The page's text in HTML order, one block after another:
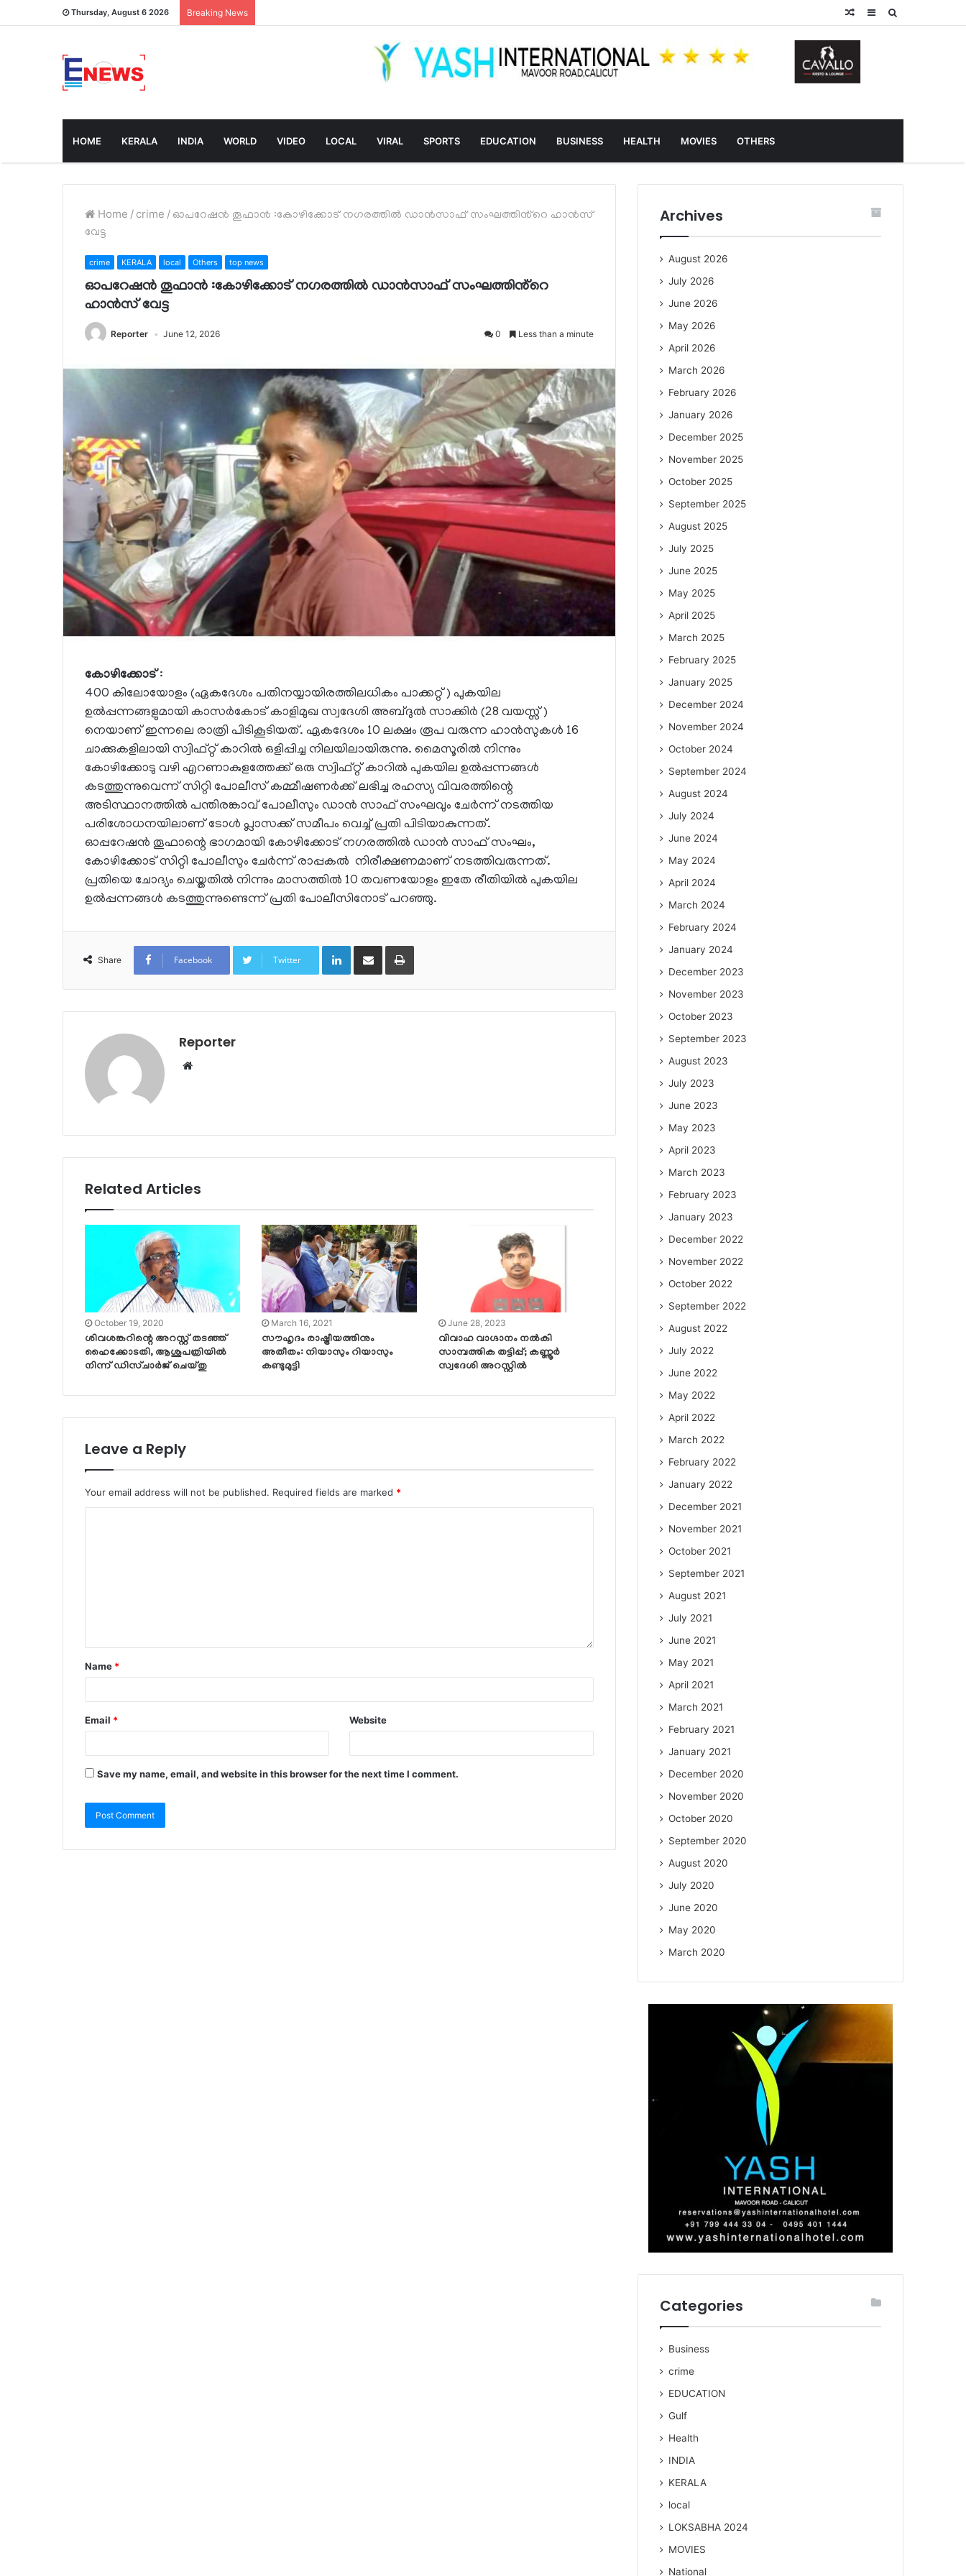
Thursday, August 6 2026 Breaking News Sidebar
Random
HOME KERALA INDIA WORLD VIDEO LOCAL VIRAL SPORTS EDUCATION BUSINESS HEALTH MOVIES OTHERS
Home / crime / ഓപറേഷൻ തൂഫാൻ :കോഴിക്കോട് നഗരത്തിൽ ഡാൻസാഫ് സംഘത്തിൻ്റെ ഹാൻസ്
വേട്ട
crime KERALA local Others top news
ഓപറേഷൻ തൂഫാൻ :കോഴിക്കോട് നഗരത്തിൽ ഡാൻസാഫ് സംഘത്തിൻ്റെ
ഹാൻസ് വേട്ട
Reporter June 12, 2026 0 Less than a minute
കോഴിക്കോട്:
400 കിലോയോളം (ഏകദേശം പതിനയ്യായിരത്തിലധികം പാക്കറ്റ്) പുകയില
ഉൽപ്പന്നങ്ങളുമായി കാസർകോട് കാളിമുഖ സ്വദേശി അബ്ദുൽ സാക്കിർ (28 വയസ്സ്)
നെയാണ് ഇന്നലെ രാത്രി പിടികൂടിയത്. ഏകദേശം 10 ലക്ഷം രൂപ വരുന്ന ഹാൻസുകൾ 16
ചാക്കുകളിലായി സ്വിഫ്റ്റ് കാറിൽ ഒളിപ്പിച്ച നിലയിലായിരുന്നു. മൈസൂരിൽ നിന്നും
കോഴിക്കോടു വഴി എറണാകുളത്തേക്ക് ഒരു സ്വിഫ്റ്റ് കാറിൽ പുകയില ഉൽപ്പന്നങ്ങൾ
കടത്തുന്നുവെന്ന് സിറ്റി പോലീസ് കമ്മീഷണർക്ക് ലഭിച്ച രഹസ്യ വിവരത്തിന്റെ
അടിസ്ഥാനത്തിൽ പന്തിരങ്കാവ് പോലീസും ഡാൻ സാഫ് സംഘവും ചേർന്ന് നടത്തിയ
പരിശോധനയിലാണ് ടോൾ പ്ലാസക്ക് സമീപം വെച്ച് പ്രതി പിടിയാകുന്നത്.
ഓപ്പറേഷൻ തൂഫാന്റെ ഭാഗമായി കോഴിക്കോട് നഗരത്തിൽ ഡാൻ സാഫ് സംഘം,
കോഴിക്കോട് സിറ്റി പോലീസും ചേർന്ന് രാപ്പകൽ നിരീക്ഷണമാണ് നടത്തിവരുന്നത്.
പ്രതിയെ ചോദ്യം ചെയ്തതിൽ നിന്നും മാസത്തിൽ 10 തവണയോളം ഇതേ രീതിയിൽ പുകയില
ഉൽപ്പന്നങ്ങൾ കടത്തുന്നുണ്ടെന്ന് പ്രതി പോലീസിനോട് പറഞ്ഞു.
Share Facebook Twitter
LinkedInShare via Email Print
Reporter
Website
Related Articles
October 19, 2020
ശിവശങ്കറിന്റെ അറസ്റ്റ് തടഞ്ഞ്
ഹൈക്കോടതി, ആശുപത്രിയില്‍
നിന്ന് ഡിസ്ചാര്‍ജ് ചെയ്തു
March 16, 2021
സൗഹൃദം രാഷ്ട്രീയത്തിനും
അതീതം: നിയാസും റിയാസും
കണ്ടുമുട്ടി
June 28, 2023
വിവാഹ വാഗ്ദാനം നൽകി
സാമ്പത്തിക തട്ടിപ്പ്; കണ്ണൂർ
സ്വദേശി അറസ്റ്റിൽ
Leave a Reply
Your email address will not be published. Required fields are marked *
Name *
Email * Website
Save my name, email, and website in this browser for the next time I comment.
Archives
August 2026
July 2026
June 2026
May 2026
April 2026
March 2026
February 2026
January 2026
December 2025
November 2025
October 2025
September 2025
August 2025
July 2025
June 2025
May 2025
April 2025
March 2025
February 2025
January 2025
December 2024
November 2024
October 2024
September 2024
August 2024
July 2024
June 2024
May 2024
April 2024
March 2024
February 2024
January 2024
December 2023
November 2023
October 2023
September 2023
August 2023
July 2023
June 2023
May 2023
April 2023
March 2023
February 2023
January 2023
December 2022
November 2022
October 2022
September 2022
August 2022
July 2022
June 2022
May 2022
April 2022
March 2022
February 2022
January 2022
December 2021
November 2021
October 2021
September 2021
August 2021
July 2021
June 2021
May 2021
April 2021
March 2021
February 2021
January 2021
December 2020
November 2020
October 2020
September 2020
August 2020
July 2020
June 2020
May 2020
March 2020
Categories
Business
crime
EDUCATION
Gulf
Health
INDIA
KERALA
local
LOKSABHA 2024
MOVIES
National